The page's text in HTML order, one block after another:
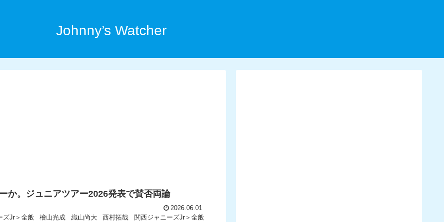
Johnny’s Watcher
か。ジュニアツアー2026発表で賛否両論
2026.06.01
ズJr＞全般
檜山光成 織山尚大 西村拓哉 関西ジャニーズJr＞全般